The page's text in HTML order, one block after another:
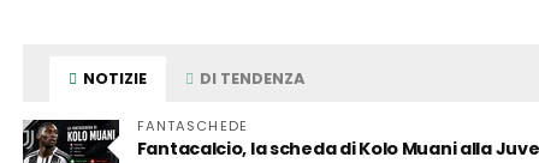
NOTIZIE DI TENDENZA
FANTASCHEDE
Fantacalcio, la scheda di Kolo Muani alla